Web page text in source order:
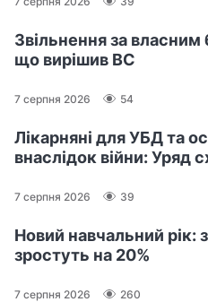
Звільнення за
що вирішив ВС
7 серпня 2026 54
Лікарняні для УБД та
внаслідок війни: Уряд
7 серпня 2026 39
Новий навчальний рік:
зростуть на 20%
7 серпня 2026 260